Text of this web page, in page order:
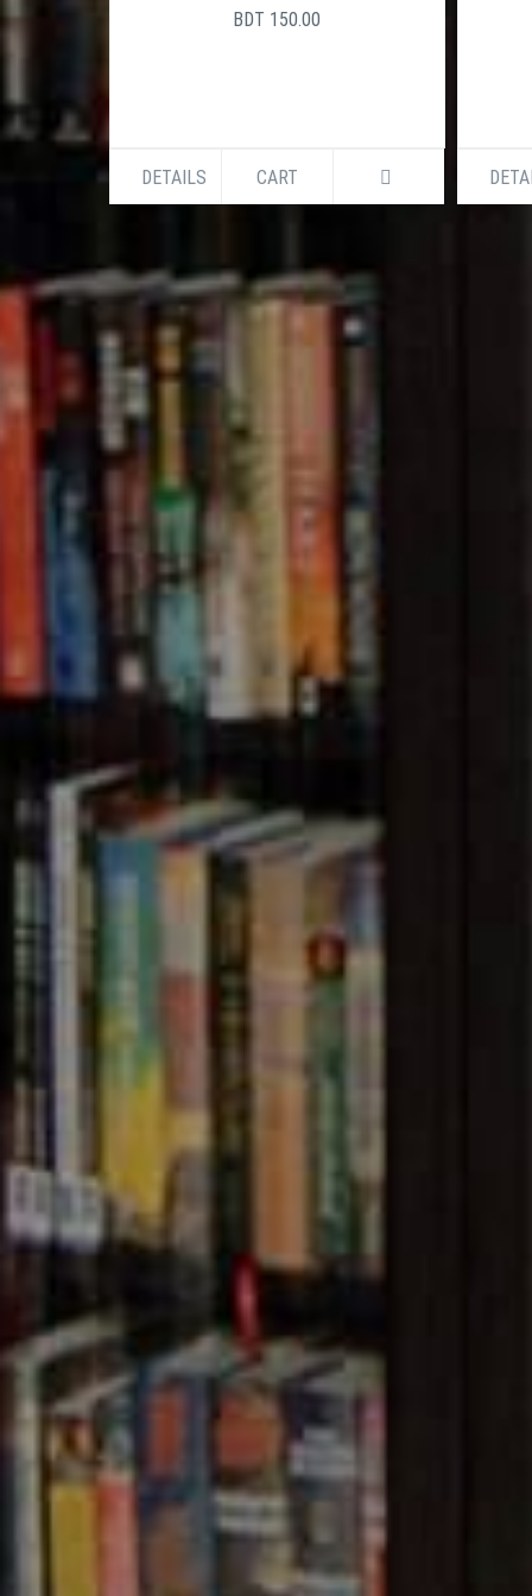
NONMASKING SMS IN
SMS service provider in Bangladesh with multiple
, Masking
a powerful and easy-to-use SMS API for developers.
Applications & Websites. You can also send SMS
Panel (Dashboard). Fast and easy to use SMS
ISP & NGO in Bangladesh.
also
applications.
A NATIONAL ARCHIVE
BDT 150.00
DETAILS CART